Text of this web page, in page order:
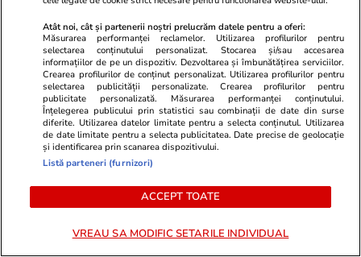
Lifestyle 01 aug.
Cum coci vinetele la bloc, fără
să umpli casa de fum
Atât noi, cât și partenerii noștri prelucrăm datele pentru a oferi:
Măsurarea performanței reclamelor. Utilizarea profilurilor pentru
selectarea conținutului personalizat. Stocarea și/sau accesarea
informațiilor de pe un dispozitiv. Dezvoltarea și îmbunătățirea serviciilor.
Crearea profilurilor de conținut personalizat. Utilizarea profilurilor pentru
selectarea publicității personalizate. Crearea profilurilor pentru
publicitate personalizată. Măsurarea performanței conținutului.
Înțelegerea publicului prin statistici sau combinații de date din surse
diferite. Utilizarea datelor limitate pentru a selecta conținutul. Utilizarea
de date limitate pentru a selecta publicitatea. Date precise de geolocație
și identificarea prin scanarea dispozitivului.
Listă parteneri (furnizori)
ACCEPT TOATE
VREAU SA MODIFIC SETARILE INDIVIDUAL